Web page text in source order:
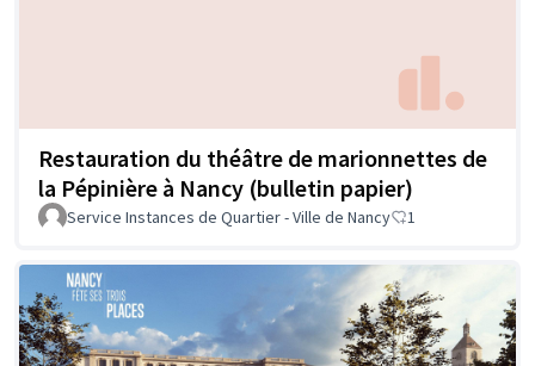
Restauration du théâtre de marionnettes de
la Pépinière à Nancy (bulletin papier)
Service Instances de Quartier - Ville de Nancy 1